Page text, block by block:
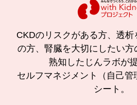
CKDのリスクがある方、透
の方、腎臓を大切にしたい方
熟知したじんラボが
セルフマネジメント（自己
シート。